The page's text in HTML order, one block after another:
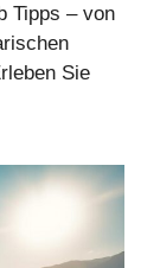
Tipps – von
Sie